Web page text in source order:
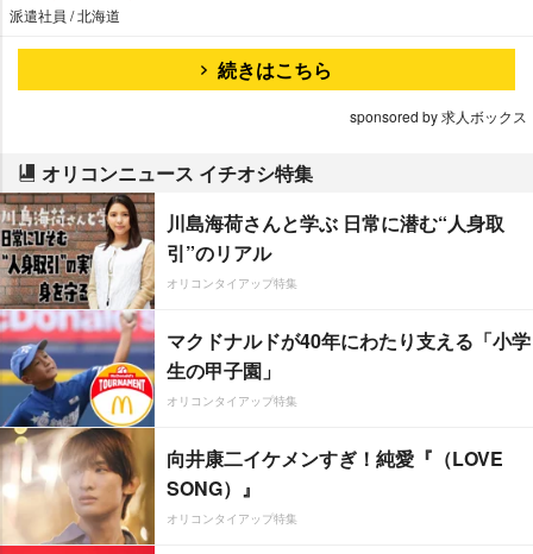
派遣社員 / 北海道
続きはこちら
sponsored by 求人ボックス
オリコンニュース イチオシ特集
川島海荷さんと学ぶ 日常に潜む“人身取
引”のリアル
オリコンタイアップ特集
マクドナルドが40年にわたり支える「小学
生の甲子園」
オリコンタイアップ特集
向井康二イケメンすぎ！純愛『（LOVE
SONG）』
オリコンタイアップ特集